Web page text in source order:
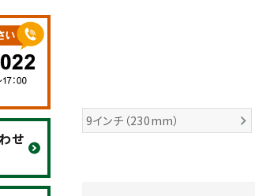
せ
9インチ（230mm）